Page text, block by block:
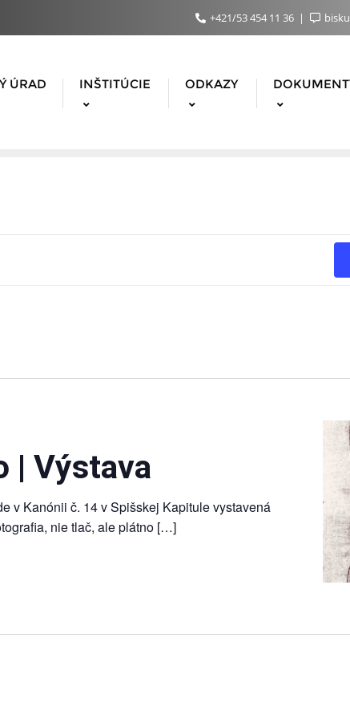
+421/53 454 11 36
ÚRAD INŠTITÚCIE ODKAZY
| Výstava
v Kanónii č. 14 v Spišskej Kapitule vystavená
nie tlač, ale plátno […]